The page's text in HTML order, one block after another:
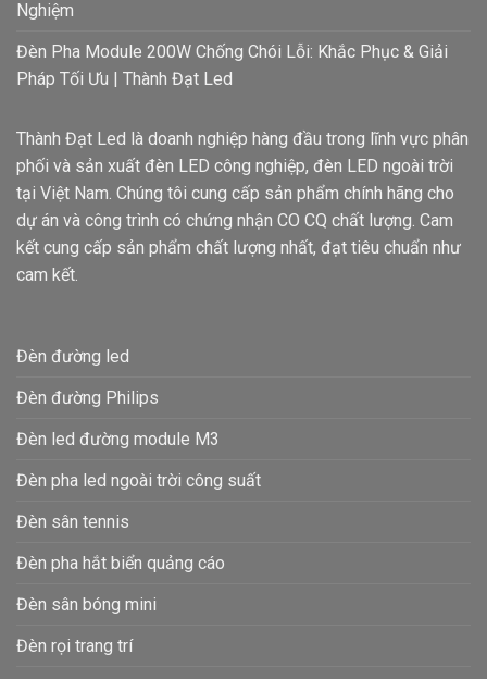
Nghiệm
Đèn Pha Module 200W Chống Chói Lỗi: Khắc Phục & Giải
Pháp Tối Ưu | Thành Đạt Led
Thành Đạt Led là doanh nghiệp hàng đầu trong lĩnh vực phân
phối và sản xuất đèn LED công nghiệp, đèn LED ngoài trời
tại Việt Nam. Chúng tôi cung cấp sản phẩm chính hãng cho
dự án và công trình có chứng nhận CO CQ chất lượng. Cam
kết cung cấp sản phẩm chất lượng nhất, đạt tiêu chuẩn như
cam kết.
Đèn đường led
Đèn đường Philips
Đèn led đường module M3
Đèn pha led ngoài trời công suất
Đèn sân tennis
Đèn pha hắt biển quảng cáo
Đèn sân bóng mini
Đèn rọi trang trí